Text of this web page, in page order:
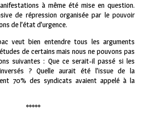
à même été mise en question.
de répression organisée par le pouvoir
de l’état d’urgence.
veut bien entendre tous les arguments
de certains mais nous ne pouvons pas
suivantes : Que ce serait-il passé si les
? Quelle aurait été l’issue de la
70% des syndicats avaient appelé à la
*****